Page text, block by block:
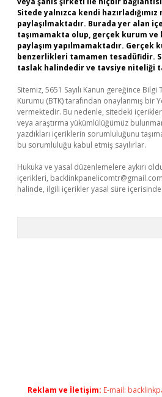
Sitede yalnızca kendi
paylaşılmaktadır. Burada yer alan
taşımamakta olup, gerçek kurum ve
paylaşım yapılmamaktadır. Gerçek
benzerlikleri tamamen tesadüfidir.
taslak halindedir ve tavsiye niteliği
Sitemiz, 5651 Sayılı Kanun gereğince
Kurumu (BTK) tarafından onaylanmış bir
vermektedir. Bu nedenle, sitedeki
veya araştırma yükümlülüğümüz
yazdıkları içeriklerin sorumluluğunu
bu sorumluluğu kabul etmiş sayılırlar.
Hukuka ve yasal düzenlemelere aykırı
içerikleri, backlinkpanelicomtr@gmail.com
halinde, ilgili içerikler yasal süre içerisinde
Reklam ve İletişim: E-mail: